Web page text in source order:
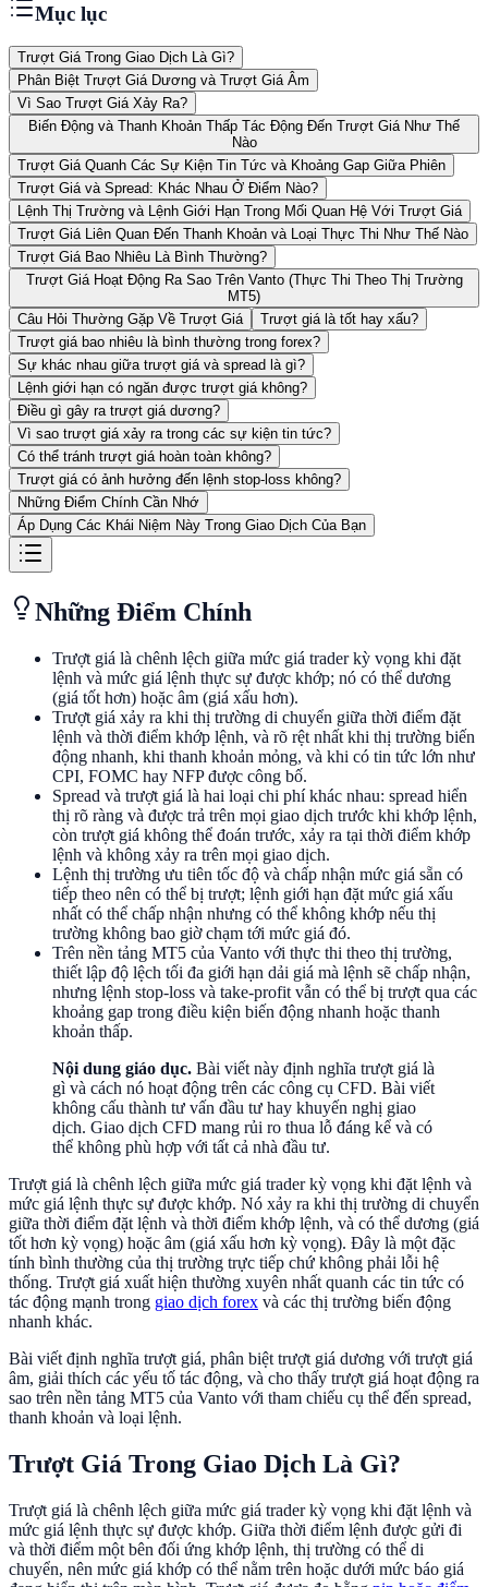
Mục lục
Trượt Giá Trong Giao Dịch Là Gì?
Phân Biệt Trượt Giá Dương và Trượt Giá Âm
Vì Sao Trượt Giá Xảy Ra?
Biến Động và Thanh Khoản Thấp Tác Động Đến Trượt Giá Như Thế
Nào
Trượt Giá Quanh Các Sự Kiện Tin Tức và Khoảng Gap Giữa Phiên
Trượt Giá và Spread: Khác Nhau Ở Điểm Nào?
Lệnh Thị Trường và Lệnh Giới Hạn Trong Mối Quan Hệ Với Trượt Giá
Trượt Giá Liên Quan Đến Thanh Khoản và Loại Thực Thi Như Thế Nào
Trượt Giá Bao Nhiêu Là Bình Thường?
Trượt Giá Hoạt Động Ra Sao Trên Vanto (Thực Thi Theo Thị Trường
MT5)
Câu Hỏi Thường Gặp Về Trượt Giá
Trượt giá là tốt hay xấu?
Trượt giá bao nhiêu là bình thường trong forex?
Sự khác nhau giữa trượt giá và spread là gì?
Lệnh giới hạn có ngăn được trượt giá không?
Điều gì gây ra trượt giá dương?
Vì sao trượt giá xảy ra trong các sự kiện tin tức?
Có thể tránh trượt giá hoàn toàn không?
Trượt giá có ảnh hưởng đến lệnh stop-loss không?
Những Điểm Chính Cần Nhớ
Áp Dụng Các Khái Niệm Này Trong Giao Dịch Của Bạn
Những Điểm Chính
Trượt giá là chênh lệch giữa mức giá trader kỳ vọng khi đặt
lệnh và mức giá lệnh thực sự được khớp; nó có thể dương
(giá tốt hơn) hoặc âm (giá xấu hơn).
Trượt giá xảy ra khi thị trường di chuyển giữa thời điểm đặt
lệnh và thời điểm khớp lệnh, và rõ rệt nhất khi thị trường biến
động nhanh, khi thanh khoản mỏng, và khi có tin tức lớn như
CPI, FOMC hay NFP được công bố.
Spread và trượt giá là hai loại chi phí khác nhau: spread hiển
thị rõ ràng và được trả trên mọi giao dịch trước khi khớp lệnh,
còn trượt giá không thể đoán trước, xảy ra tại thời điểm khớp
lệnh và không xảy ra trên mọi giao dịch.
Lệnh thị trường ưu tiên tốc độ và chấp nhận mức giá sẵn có
tiếp theo nên có thể bị trượt; lệnh giới hạn đặt mức giá xấu
nhất có thể chấp nhận nhưng có thể không khớp nếu thị
trường không bao giờ chạm tới mức giá đó.
Trên nền tảng MT5 của Vanto với thực thi theo thị trường,
thiết lập độ lệch tối đa giới hạn dải giá mà lệnh sẽ chấp nhận,
nhưng lệnh stop-loss và take-profit vẫn có thể bị trượt qua các
khoảng gap trong điều kiện biến động nhanh hoặc thanh
khoản thấp.
Nội dung giáo dục. Bài viết này định nghĩa trượt giá là
gì và cách nó hoạt động trên các công cụ CFD. Bài viết
không cấu thành tư vấn đầu tư hay khuyến nghị giao
dịch. Giao dịch CFD mang rủi ro thua lỗ đáng kể và có
thể không phù hợp với tất cả nhà đầu tư.
Trượt giá là chênh lệch giữa mức giá trader kỳ vọng khi đặt lệnh và
mức giá lệnh thực sự được khớp. Nó xảy ra khi thị trường di chuyển
giữa thời điểm đặt lệnh và thời điểm khớp lệnh, và có thể dương (giá
tốt hơn kỳ vọng) hoặc âm (giá xấu hơn kỳ vọng). Đây là một đặc
tính bình thường của thị trường trực tiếp chứ không phải lỗi hệ
thống. Trượt giá xuất hiện thường xuyên nhất quanh các tin tức có
tác động mạnh trong giao dịch forex và các thị trường biến động
nhanh khác.
Bài viết định nghĩa trượt giá, phân biệt trượt giá dương với trượt giá
âm, giải thích các yếu tố tác động, và cho thấy trượt giá hoạt động ra
sao trên nền tảng MT5 của Vanto với tham chiếu cụ thể đến spread,
thanh khoản và loại lệnh.
Trượt Giá Trong Giao Dịch Là Gì?
Trượt giá là chênh lệch giữa mức giá trader kỳ vọng khi đặt lệnh và
mức giá lệnh thực sự được khớp. Giữa thời điểm lệnh được gửi đi
và thời điểm một bên đối ứng khớp lệnh, thị trường có thể di
chuyển, nên mức giá khớp có thể nằm trên hoặc dưới mức báo giá